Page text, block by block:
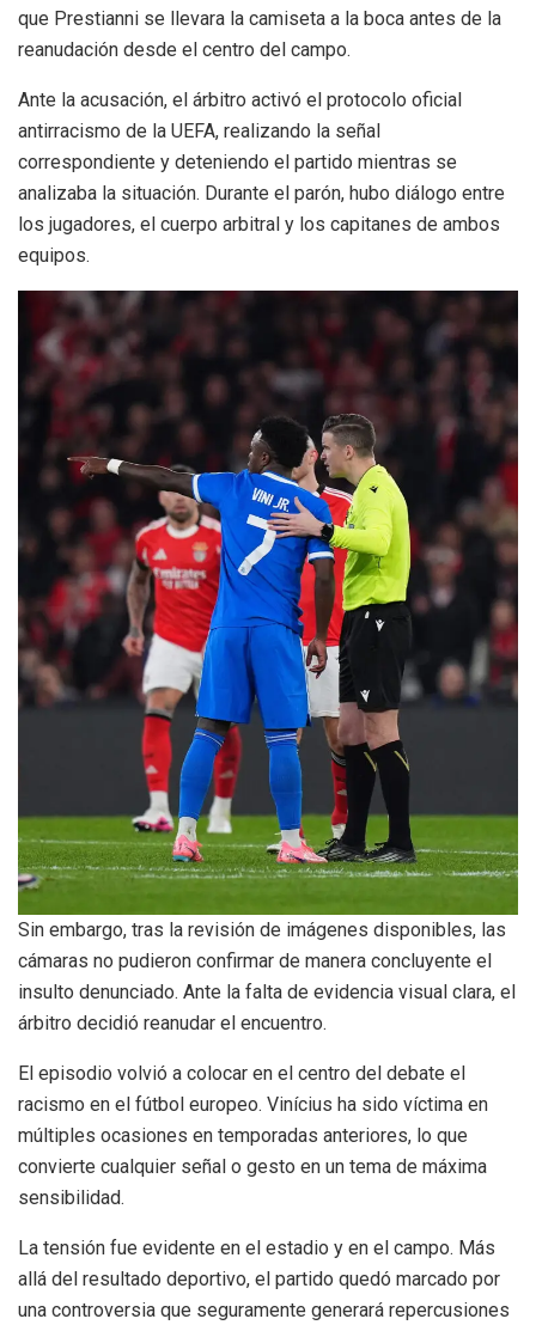
que Prestianni se llevara la camiseta a la boca antes de la
reanudación desde el centro del campo.
Ante la acusación, el árbitro activó el protocolo oficial
antirracismo de la UEFA, realizando la señal
correspondiente y deteniendo el partido mientras se
analizaba la situación. Durante el parón, hubo diálogo entre
los jugadores, el cuerpo arbitral y los capitanes de ambos
equipos.
Sin embargo, tras la revisión de imágenes disponibles, las
cámaras no pudieron confirmar de manera concluyente el
insulto denunciado. Ante la falta de evidencia visual clara, el
árbitro decidió reanudar el encuentro.
El episodio volvió a colocar en el centro del debate el
racismo en el fútbol europeo. Vinícius ha sido víctima en
múltiples ocasiones en temporadas anteriores, lo que
convierte cualquier señal o gesto en un tema de máxima
sensibilidad.
La tensión fue evidente en el estadio y en el campo. Más
allá del resultado deportivo, el partido quedó marcado por
una controversia que seguramente generará repercusiones